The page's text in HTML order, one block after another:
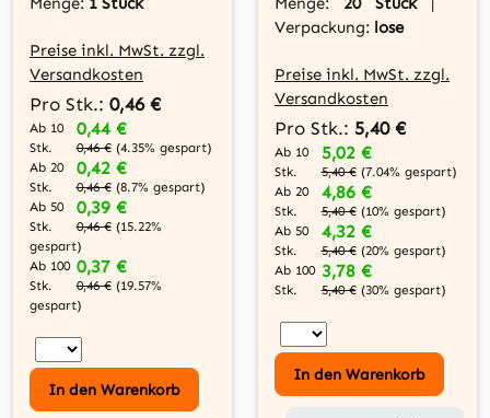
Knopfzelle
Preise inkl. MwSt. zzgl.
Versandkosten
Pro Stk.: 0,46 €
Ab 10
Stk.
0,44 €
0,46 € (4.35% gespart)
Ab 20
Stk.
0,42 €
0,46 € (8.7% gespart)
Ab 50
Stk.
0,39 €
0,46 € (15.22%
gespart)
Ab 100
Stk.
0,37 €
0,46 € (19.57%
gespart)
In den Warenkorb
Verpackung: lose
Preise inkl. MwSt. zzgl.
Versandkosten
Pro Stk.: 5,40 €
Ab 10
Stk.
5,02 €
5,40 € (7.04% gespart)
Ab 20
Stk.
4,86 €
5,40 € (10% gespart)
Ab 50
Stk.
4,32 €
5,40 € (20% gespart)
Ab 100
Stk.
3,78 €
5,40 € (30% gespart)
In den Warenkorb